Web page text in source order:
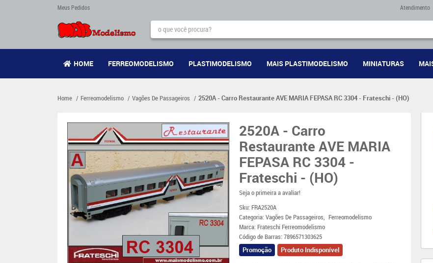
Meus Pedidos Atendimento
HOME FERREOMODELISMO PLASTIMODELISMO MAIS PLASTIMODELISMO MINIATURAS
Home Ferreomodelismo Vagões De Passageiros 2520A - Carro Restaurante AVE MARIA FEPASA RC 3304 - Frateschi - (HO)
2520A - Carro
Restaurante AVE MARIA
FEPASA RC 3304 -
Frateschi - (HO)
Seja o primeira a avaliar!
Sku: FRA2520A
Categoria:Vagões De Passageiros
Ferreomodelismo
Marca: Frateschi Ferreomodelismo
Código de Barras:7896571303625
Promoção
Produto Indisponível